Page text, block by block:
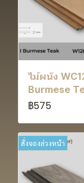
ไม้ผนัง
Burmese
฿575
สั่งจองล่วงหน้า